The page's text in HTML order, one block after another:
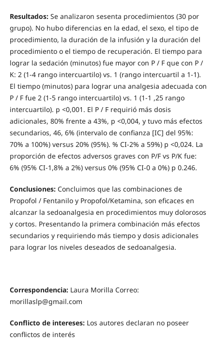
Resultados:Se analizaron sesenta procedimientos (30 por
grupo). No hubo diferencias en la edad, el sexo, el tipo de
procedimiento, la duración de la infusión y la duración del
procedimiento o el tiempo de recuperación. El tiempo para
lograr la sedación (minutos) fue mayor con P / F que con P /
K: 2 (1-4 rango intercuartilo) vs. 1 (rango intercuartil a 1-1).
El tiempo (minutos) para lograr una analgesia adecuada con
P / F fue 2 (1-5 rango intercuartilo) vs. 1 (1-1 ,25 rango
intercuartilo). p <0,001. El P / F requirió más dosis
adicionales, 80% frente a 43%, p <0,004, y tuvo más efectos
secundarios, 46, 6% (intervalo de confianza [IC] del 95%:
70% a 100%) versus 20% (95%). % CI-2% a 59%) p <0,024. La
proporción de efectos adversos graves con P/F vs P/K fue:
6% (95% CI-1,8% a 2%) versus 0% (95% CI-0 a 0%) p 0.246.
Conclusiones:Concluimos que las combinaciones de
Propofol / Fentanilo y Propofol/Ketamina, son eficaces en
alcanzar la sedoanalgesia en procedimientos muy dolorosos
y cortos. Presentando la primera combinación más efectos
secundarios y requiriendo más tiempo y dosis adicionales
para lograr los niveles deseados de sedoanalgesia.
Correspondencia:Laura Morilla Correo:
morillaslp@gmail.com
Conflicto de intereses:Los autores declaran no poseer
conflictos de interés